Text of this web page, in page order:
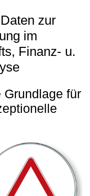
zur
im
Finanz- u.
Grundlage für